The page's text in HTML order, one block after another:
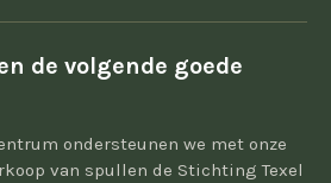
de volgende goede
ondersteunen we met onze
van spullen de Stichting Texel